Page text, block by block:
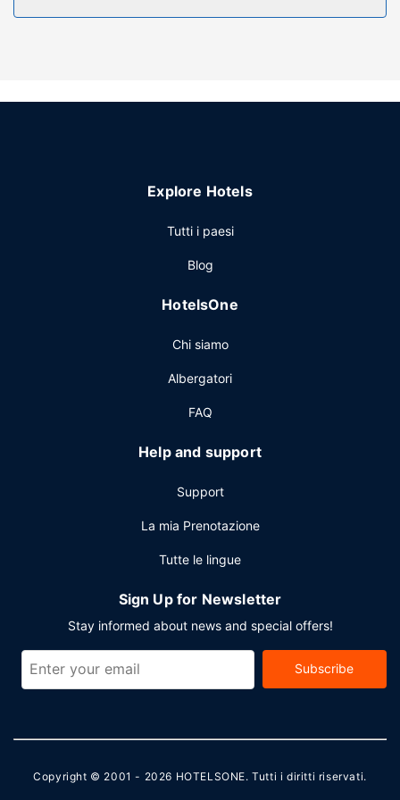
e notte, il divertimento è assicurato. Questo hotel dispone,
La colazione a buffet è servita gratuitamente dalle ore
ore 10:00 nel fine settimana.
una reception aperta 24 ore su 24 e personale poliglotta. Il
Explore Hotels
Tutti i paesi
Blog
HotelsOne
Chi siamo
Albergatori
FAQ
Help and support
Support
La mia Prenotazione
Tutte le lingue
Sign Up for Newsletter
Stay informed about news and special offers!
Subscribe
Copyright © 2001 - 2026 HOTELSONE. Tutti i diritti riservati.